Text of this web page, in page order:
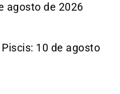
agosto de 2026
10 de agosto